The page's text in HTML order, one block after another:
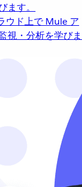
す。
ウド上で Mule ア
視・分析を学びま